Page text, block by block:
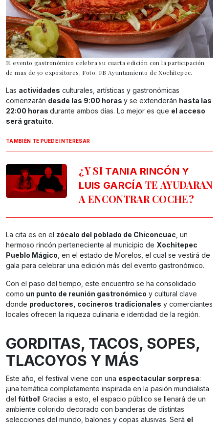
El evento gastronómico celebra su cuarta edición con la participación
de mas de 50 expositores. Foto: FB Ayuntamiento de Xochitepec.
Las actividades culturales, artísticas y gastronómicas
comenzarán desde las 9:00 horas y se extenderán hasta las
22:00 horas durante ambos días. Lo mejor es que el acceso
será gratuito.
TAMBIÉN TE PUEDE INTERESAR
¿Y SI TANIA RINCÓN Y
LUIS GARCÍA TE AYUDARAN
A ENCONTRAR COCHE?
La cita es en el zócalo del poblado de Chiconcuac , un
hermoso rincón perteneciente al municipio de Xochitepec
Pueblo Mágico , en el estado de Morelos, el cual se vestirá de
gala para celebrar una edición más del evento gastronómico.
Con el paso del tiempo, este encuentro se ha consolidado
como un punto de reunión gastronómico y cultural clave
donde productores, cocineros tradicionales y comerciantes
locales ofrecen la riqueza culinaria e identidad de la región.
GORDITAS, TACOS, SOPES,
TLACOYOS Y MÁS
Este año, el festival viene con una espectacular sorpresa:
¡una temática completamente inspirada en la pasión mundialista
del fútbol! Gracias a esto, el espacio público se llenará de un
ambiente colorido decorado con banderas de distintas
selecciones del mundo, balones y copas alusivas. Será el